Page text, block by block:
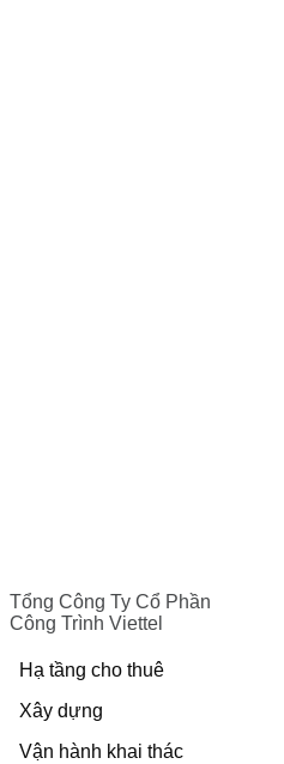
Tổng Công Ty Cổ Phần
Công Trình Viettel
Hạ tầng cho thuê
Xây dựng
Vận hành khai thác